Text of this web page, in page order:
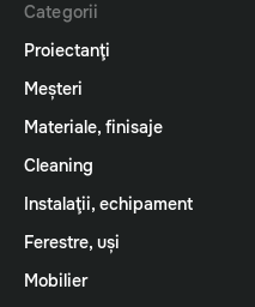
Categorii
Proiectanţi
Meșteri
Materiale, finisaje
Cleaning
Instalaţii, echipament
Ferestre, uși
Mobilier